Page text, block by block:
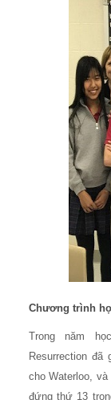
Chương trình
Trong năm
Resurrection đã
cho Waterloo,
đứng thứ 13